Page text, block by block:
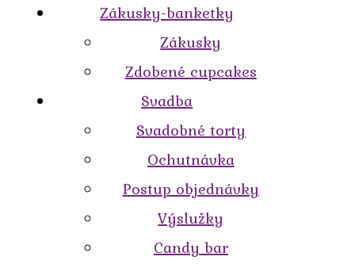
Zákusky-banketky
Zákusky
Zdobené cupcakes
Svadba
Svadobné torty
Ochutnávka
Postup objednávky
Výslužky
Candy bar